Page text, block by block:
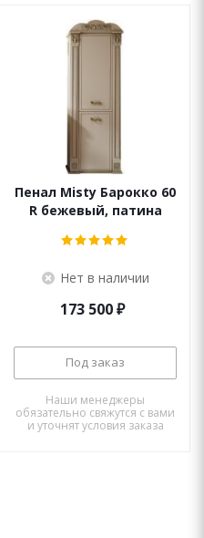
Пенал Misty Барокко 60
R бежевый, патина
Нет в наличии
173 500₽
Под заказ
Наши менеджеры
обязательно свяжутся с вами
и уточнят условия заказа